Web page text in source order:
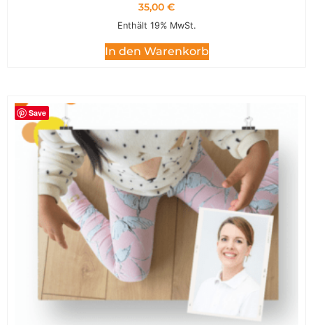
35,00 €
Enthält 19% MwSt.
In den Warenkorb
Save